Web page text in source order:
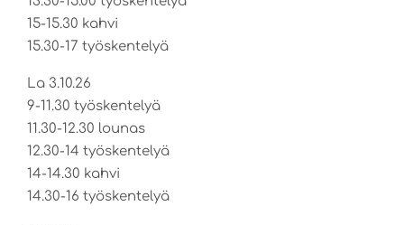
15-15.30 kahvi
15.30-17 työskentelyä
La 3.10.26
9-11.30 työskentelyä
11.30-12.30 lounas
12.30-14 työskentelyä
14-14.30 kahvi
14.30-16 työskentelyä